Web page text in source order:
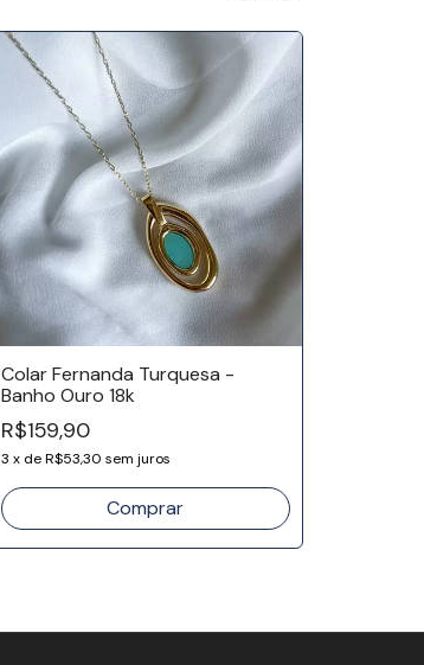
Colar Fernanda Turquesa -
Banho Ouro 18k
R$159,90
3 x deR$53,30 sem juros